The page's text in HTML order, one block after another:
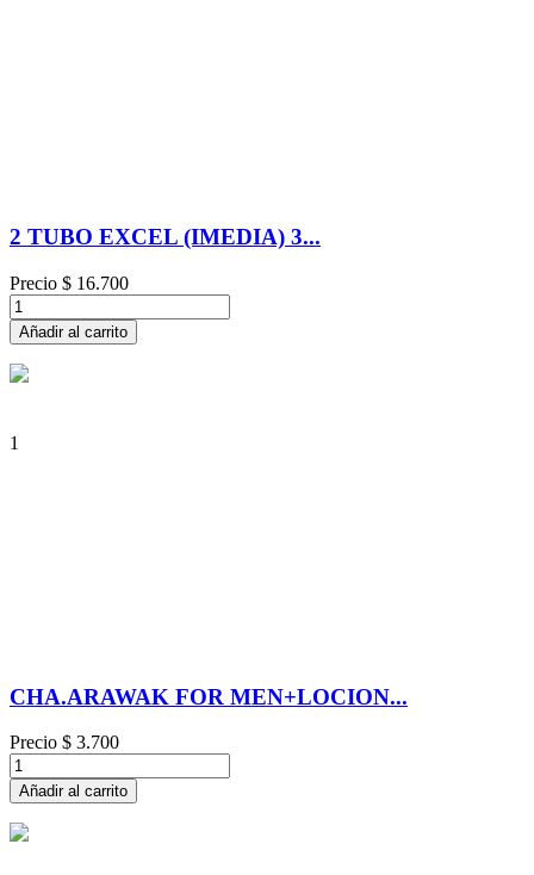
2 TUBO EXCEL (IMEDIA) 3...
Precio $ 16.700
Añadir al carrito
1
CHA.ARAWAK FOR MEN+LOCION...
Precio $ 3.700
Añadir al carrito